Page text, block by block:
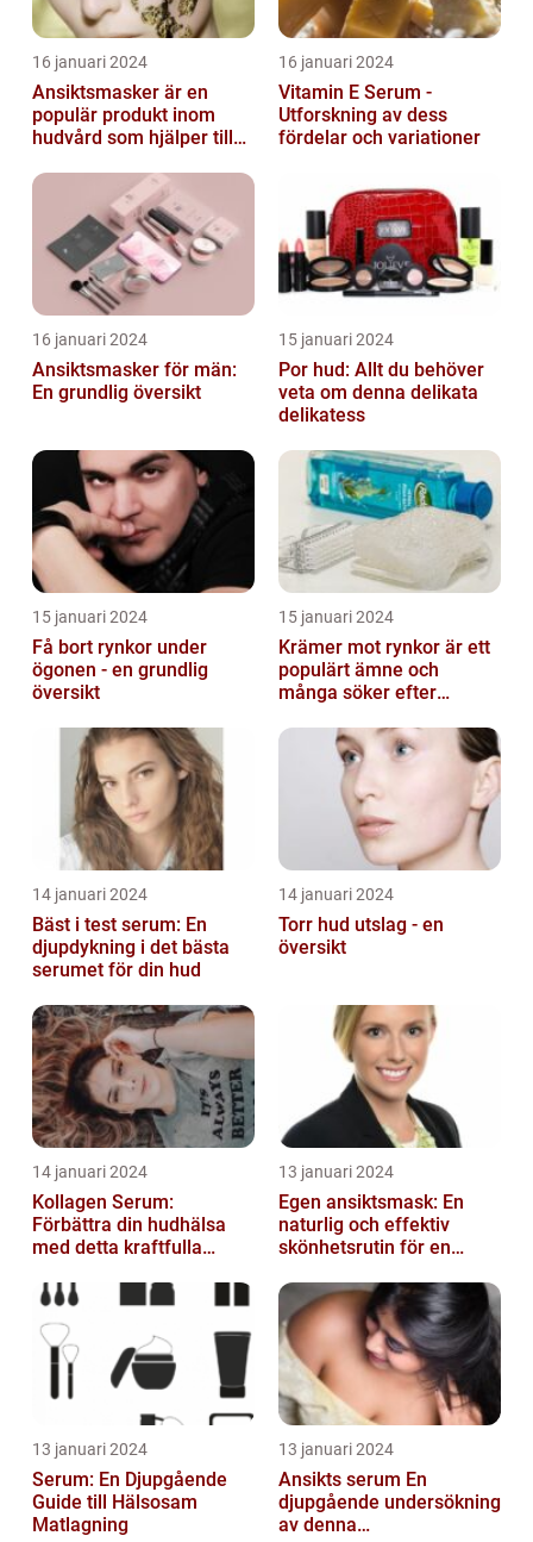
16 januari 2024
Ansiktsmasker är en
populär produkt inom
hudvård som hjälper till
näring åt hud...
16 januari 2024
Vitamin E Serum -
Utforskning av dess
fördelar och variationer
16 januari 2024
Ansiktsmasker för män:
En grundlig översikt
15 januari 2024
Por hud: Allt du behöver
veta om denna delikata
delikatess
15 januari 2024
Få bort rynkor under
ögonen - en grundlig
översikt
15 januari 2024
Krämer mot rynkor är ett
populärt ämne och
många söker efter
fungerar
14 januari 2024
Bäst i test serum: En
djupdykning i det bästa
serumet för din hud
14 januari 2024
Torr hud utslag - en
översikt
14 januari 2024
Kollagen Serum:
Förbättra din hudhälsa
med detta kraftfulla
13 januari 2024
Egen ansiktsmask: En
naturlig och effektiv
skönhetsrutin för en
13 januari 2024
Serum: En Djupgående
Guide till Hälsosam
Matlagning
13 januari 2024
Ansikts serum En
djupgående undersökning
av denna